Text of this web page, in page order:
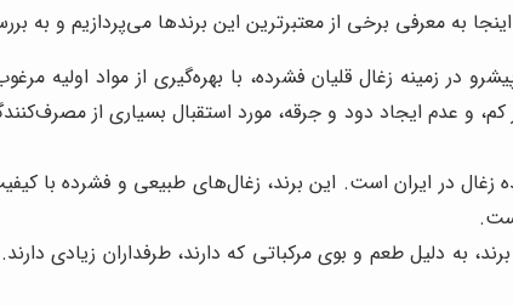
به معرفی برخی از معتبرترین این برندها می‌پردازیم و به
در زمینه زغال قلیان فشرده، با بهره‌گیری از مواد اولیه
و عدم ایجاد دود و جرقه، مورد استقبال بسیاری از
زغال در ایران است. این برند، زغال‌های طبیعی و فشرده با
به دلیل طعم و بوی مرکباتی که دارند، طرفداران زیادی